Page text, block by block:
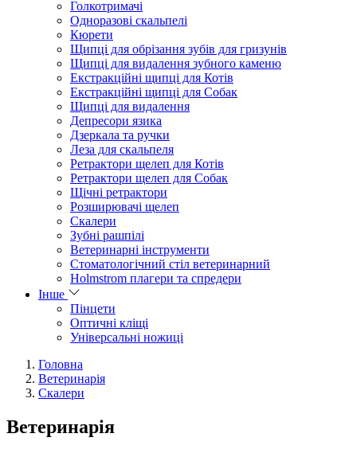
Голкотримачі
Одноразові скальпелі
Кюрети
Щипці для обрізання зубів для гризунів
Щипці для видалення зубного каменю
Екстракційні щипці для Котів
Екстракційні щипці для Собак
Щипці для видалення
Депресори язика
Дзеркала та ручки
Леза для скальпеля
Ретрактори щелеп для Котів
Ретрактори щелеп для Собак
Щічні ретрактори
Розширювачі щелеп
Скалери
Зубні рашпілі
Ветеринарні інструменти
Стоматологічний стіл ветеринарний
Holmstrom плагери та спредери
Інше
Пінцети
Оптичні кліщі
Універсальні ножиці
Головна
Ветеринарія
Скалери
Ветеринарія